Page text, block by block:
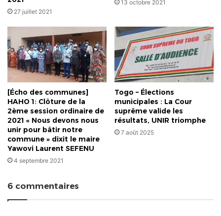
27 juillet 2021
13 octobre 2021
[Écho des communes]
HAHO 1: Clôture de la
2ème session ordinaire de
2021 « Nous devons nous
unir pour bâtir notre
commune » dixit le maire
Yawovi Laurent SEFENU
4 septembre 2021
Togo – Élections
municipales : La Cour
suprême valide les
résultats, UNIR triomphe
7 août 2025
6 commentaires